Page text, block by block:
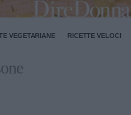
VEGETARIANE RICETTE VELOCI